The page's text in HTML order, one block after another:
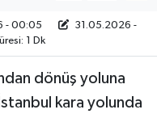
- 00:05
31.05.2026 -
1 Dk
dönüş yoluna
kara yolunda